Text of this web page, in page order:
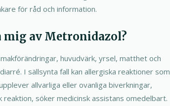
för råd och information.
av Metronidazol?
huvudvärk, yrsel, matthet och
I sällsynta fall kan allergiska reaktioner som
allvarliga eller ovanliga biverkningar,
söker medicinsk assistans omedelbart.